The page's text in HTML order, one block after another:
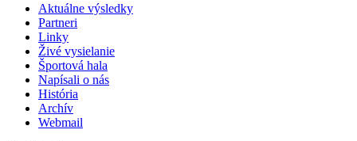
Aktuálne výsledky
Partneri
Linky
Živé vysielanie
Športová hala
Napísali o nás
História
Archív
Webmail